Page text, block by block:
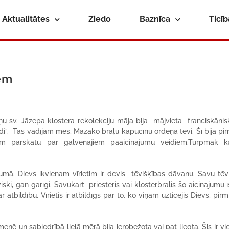
Aktualitātes Ziedo Baznīca
sv. Jāzepa klostera rekolekciju māja bija mājvieta
Tās vadījām mēs, Mazāko brāļu kapucīnu ordeņa tēvi. Šī bija
pārskatu par galvenajiem paaicinājumu veidiem.Turpmāk
Dievs ikvienam vīrietim ir devis tēvišķības dāvanu. Savu
gan garīgi. Savukārt priesteris vai klosterbrālis šo aicinājumu
atbildību. Vīrietis ir atbildīgs par to, ko viņam uzticējis Dievs,
un sabiedrībā lielā mērā bija ierobežota vai pat liegta. Šis ir